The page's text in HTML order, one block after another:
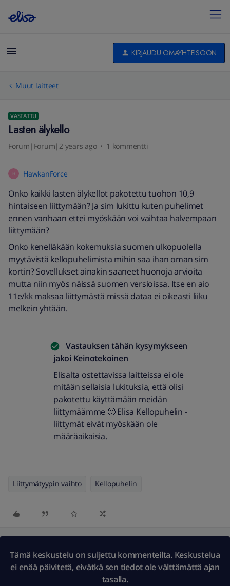
KIRJAUDU OMAYHTEISÖÖN
Muut laitteet
VASTATTU
Lasten älykello
Forum|Forum|2 years ago 1 kommentti
H HawkanForce
Onko kaikki lasten älykellot pakotettu tuohon 10,9
hintaiseen liittymään? Ja sim lukittu kuten puhelimet
ennen vanhaan ettei myöskään voi vaihtaa halvempaan
liittymään?
Onko kenelläkään kokemuksia suomen ulkopuolella
myytävistä kellopuhelimista mihin saa ihan oman sim
kortin? Sovellukset ainakin saaneet huonoja arvioita
mutta niin myös näissä suomen versioissa. Itse en aio
11e/kk maksaa liittymästä missä dataa ei oikeasti liiku
melkein yhtään.
Vastauksen tähän kysymykseen
jakoi Keinotekoinen
Elisalta ostettavissa laitteissa ei ole
mitään sellaisia lukituksia, että olisi
pakotettu käyttämään meidän
liittymäämme 🙂 Elisa Kellopuhelin -
liittymät eivät myöskään ole
määräaikaisia.
Liittymätyypin vaihto Kellopuhelin
Tämä keskustelu on suljettu kommenteilta. Keskustelua
ei enää päivitetä, eivätkä sen tiedot ole välttämättä ajan
tasalla.